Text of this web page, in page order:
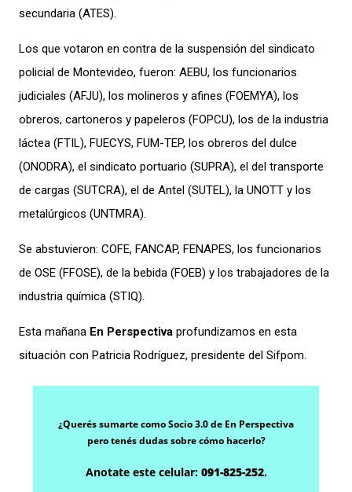
secundaria (ATES).
Los que votaron en contra de la suspensión del sindicato
policial de Montevideo, fueron: AEBU, los funcionarios
judiciales (AFJU), los molineros y afines (FOEMYA), los
obreros, cartoneros y papeleros (FOPCU), los de la industria
láctea (FTIL), FUECYS, FUM-TEP, los obreros del dulce
(ONODRA), el sindicato portuario (SUPRA), el del transporte
de cargas (SUTCRA), el de Antel (SUTEL), la UNOTT y los
metalúrgicos (UNTMRA).
Se abstuvieron: COFE, FANCAP, FENAPES, los funcionarios
de OSE (FFOSE), de la bebida (FOEB) y los trabajadores de la
industria química (STIQ).
Esta mañana En Perspectiva profundizamos en esta
situación con Patricia Rodríguez, presidente del Sifpom.
¿Querés sumarte como Socio 3.0 de En Perspectiva
pero tenés dudas sobre cómo hacerlo?
Anotate este celular: 091-825-252.